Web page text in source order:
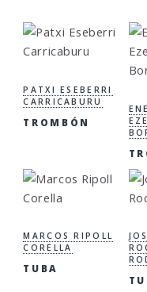
PATXI ESEBERRI
CARRICABURU
TROMBÓN
MARCOS RIPOLL
CORELLA
TUBA